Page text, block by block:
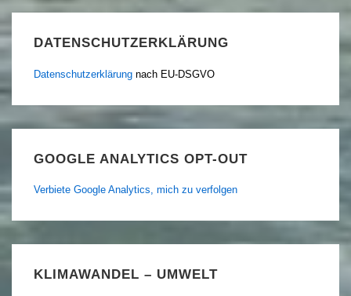
DATENSCHUTZERKLÄRUNG
Datenschutzerklärung nach EU-DSGVO
GOOGLE ANALYTICS OPT-OUT
Verbiete Google Analytics, mich zu verfolgen
KLIMAWANDEL – UMWELT